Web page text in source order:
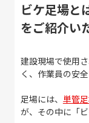
ビケ足場と
をご紹介い
建設現場で使用
く、作業員の安
足場には、 単管
が、その中に「